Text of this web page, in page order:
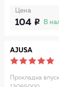
Цена
104
AJUSA
Прокладка